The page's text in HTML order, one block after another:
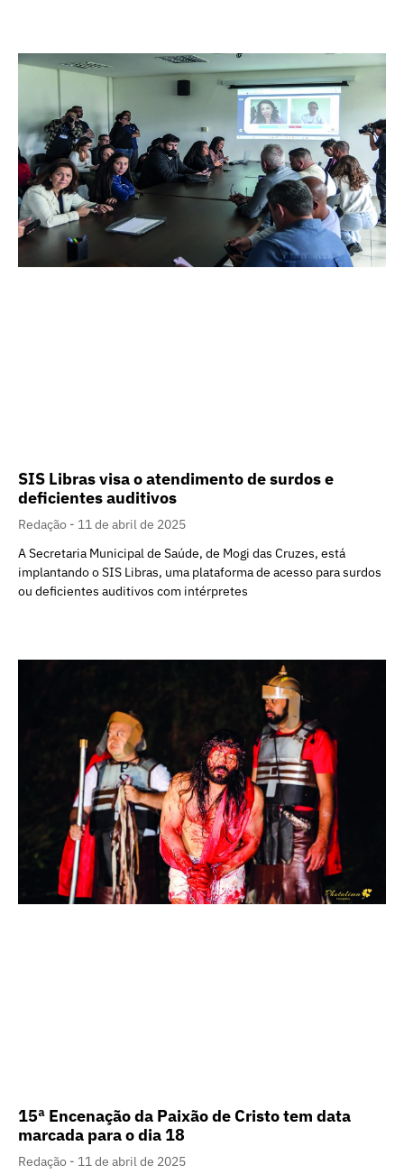
SIS Libras visa o atendimento de surdos e
deficientes auditivos
Redação
11 de abril de 2025
A Secretaria Municipal de Saúde, de Mogi das Cruzes, está
implantando o SIS Libras, uma plataforma de acesso para surdos
ou deficientes auditivos com intérpretes
15ª Encenação da Paixão de Cristo tem data
marcada para o dia 18
Redação 11 de abril de 2025